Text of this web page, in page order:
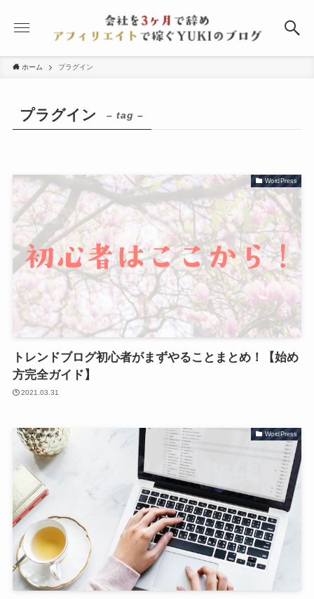
ホーム プラグイン
プラグイン – tag –
WordPress
トレンドブログ初心者がまずやることまとめ！【始め
方完全ガイド】
2021.03.31
WordPress